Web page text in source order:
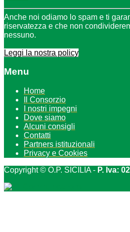
Anche noi odiamo lo spam e ti
riservatezza e che non
nessuno.
Leggi la nostra policy
Menu
Home
Il Consorzio
I nostri impegni
Dove siamo
Alcuni consigli
Contatti
Partners istituzionali
Privacy e Cookies
Copyright © O.P. SICILIA - P. Iva: